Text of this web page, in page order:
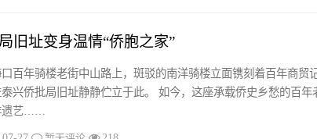
旧址变身温情“侨胞之家”
口百年骑楼老街中山路上，斑驳的南洋骑楼立面镌刻着百年商贸
泰兴侨批局旧址静静伫立于此。 如今，这座承载侨史乡愁的百年
遗艺……